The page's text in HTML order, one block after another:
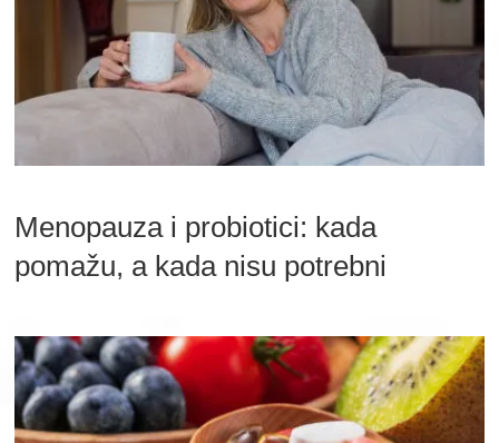
Menopauza i probiotici: kada
pomažu, a kada nisu potrebni